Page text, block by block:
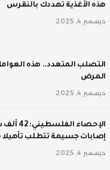
‫هذه الأغذية تهددك بالنقرس
ديسمبر 4, 2025
‫التصلب المتعدد.. هذه
المرض
ديسمبر 4, 2025
إصابات جسيمة تتطلب
ديسمبر 4, 2025